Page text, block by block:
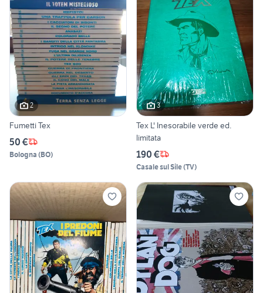
2
Fumetti Tex
50 €
Bologna (BO)
3
Tex L' Inesorabile verde ed.
limitata
190 €
Casale sul Sile(TV)